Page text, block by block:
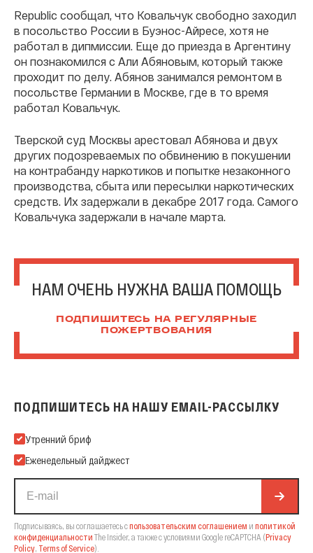
Republic сообщал, что Ковальчук свободно заходил
в посольство России в Буэнос-Айресе, хотя не
работал в дипмиссии. Еще до приезда в Аргентину
он познакомился с Али Абяновым, который также
проходит по делу. Абянов занимался ремонтом в
посольстве Германии в Москве, где в то время
работал Ковальчук.
Тверской суд Москвы арестовал Абянова и двух
других подозреваемых по обвинению в покушении
на контрабанду наркотиков и попытке незаконного
производства, сбыта или пересылки наркотических
средств. Их задержали в декабре 2017 года. Самого
Ковальчука задержали в начале марта.
НАМ ОЧЕНЬ НУЖНА ВАША ПОМОЩЬ
ПОДПИШИТЕСЬ НА РЕГУЛЯРНЫЕ
ПОЖЕРТВОВАНИЯ
ПОДПИШИТЕСЬ НА НАШУ EMAIL-РАССЫЛКУ
Подпишитесь на нашу Email-рассылку
Утренний бриф
Еженедельный дайджест
Подписываясь, вы соглашаетесь спользовательским соглашением и политикой
конфиденциальности The Insider, а также с условиями Google reCAPTCHA (Privacy
Policy, Terms of Service).